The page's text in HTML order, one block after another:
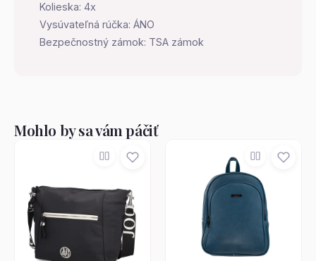
Kolieska: 4x
Vysúvateľná rúčka: ÁNO
Bezpečnostný zámok: TSA zámok
Mohlo by sa vám páčiť